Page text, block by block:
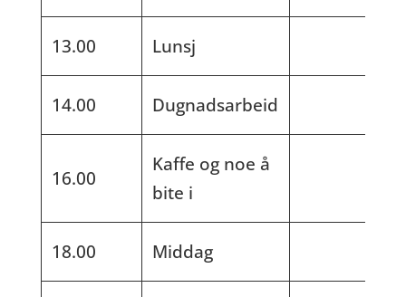
13.00 Lunsj
14.00 Dugnadsarbeid
16.00
Kaffe og noe å
bite i
18.00 Middag